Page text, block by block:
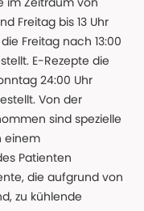
Freitag bis 13 Uhr
Freitag nach 13:00
E-Rezepte die
24:00 Uhr
Von der
sind spezielle
einem
Patienten
die aufgrund von
zu kühlende